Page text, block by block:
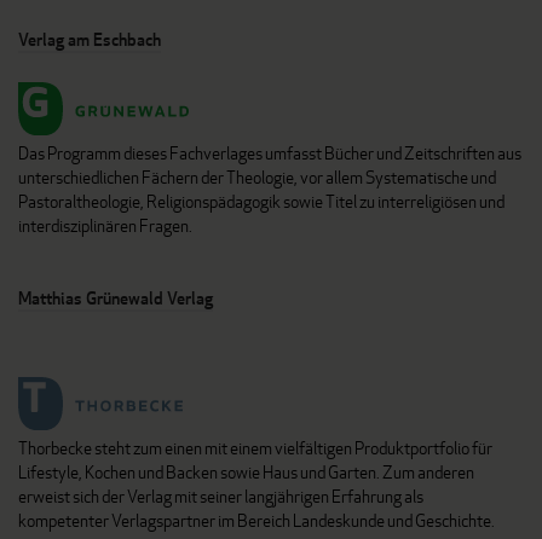
Verlag am Eschbach
Das Programm dieses Fachverlages umfasst Bücher und Zeitschriften aus
unterschiedlichen Fächern der Theologie, vor allem Systematische und
Pastoraltheologie, Religionspädagogik sowie Titel zu interreligiösen und
interdisziplinären Fragen.
Matthias Grünewald Verlag
Thorbecke steht zum einen mit einem vielfältigen Produktportfolio für
Lifestyle, Kochen und Backen sowie Haus und Garten. Zum anderen
erweist sich der Verlag mit seiner langjährigen Erfahrung als
kompetenter Verlagspartner im Bereich Landeskunde und Geschichte.